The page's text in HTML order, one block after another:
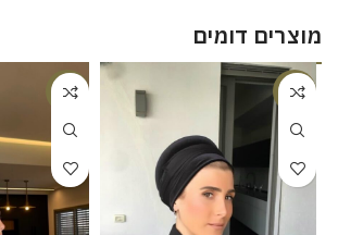
מוצרים דומים
-8%
-17%